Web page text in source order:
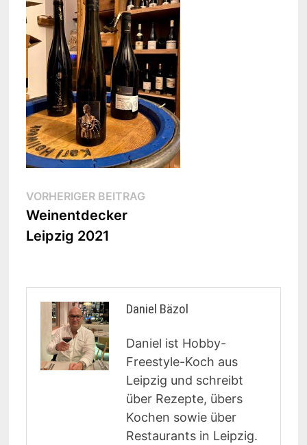
Beitragsnavigation
VORHERIGER BEITRAGVorheriger
Weinentdecker
Leipzig 2021
Daniel Bäzol
Daniel ist Hobby-
Freestyle-Koch aus
Leipzig und schreibt
über Rezepte, übers
Kochen sowie über
Restaurants in Leipzig.